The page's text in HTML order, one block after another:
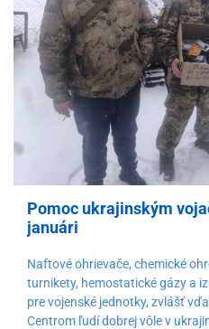
Pomoc ukrajinským
januári
Naftové ohrievače, chemické
turnikety, hemostatické gázy a
pre vojenské jednotky, zvlášť
Centrom ľudí dobrej vôle v